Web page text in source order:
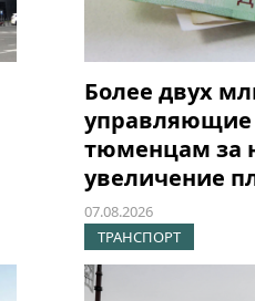
Более двух
управляющие
тюменцам за
увеличение
07.08.2026
ТРАНСПОРТ